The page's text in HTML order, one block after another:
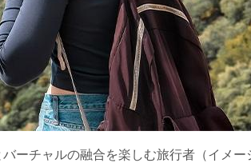
バーチャルの融合を楽しむ旅行者（イメー